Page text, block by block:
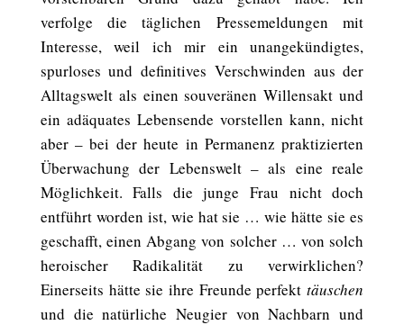
verfolge die täglichen Pressemeldungen mit
Interesse, weil ich mir ein unangekündigtes,
spurloses und definitives Verschwinden aus der
Alltagswelt als einen souveränen Willensakt und
ein adäquates Lebensende vorstellen kann, nicht
aber – bei der heute in Permanenz praktizierten
Überwachung der Lebenswelt – als eine reale
Möglichkeit. Falls die junge Frau nicht doch
entführt worden ist, wie hat sie … wie hätte sie es
geschafft, einen Abgang von solcher … von solch
heroischer Radikalität zu verwirklichen?
Einerseits hätte sie ihre Freunde perfekttäuschen
und die natürliche Neugier von Nachbarn und